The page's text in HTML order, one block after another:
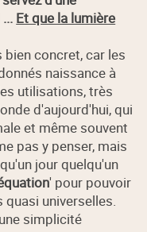
Et que la lumière
concret, car les
naissance à
utilisations, très
d'aujourd'hui, qui
et même souvent
pas y penser, mais
jour quelqu'un
' pour pouvoir
universelles.
simplicité